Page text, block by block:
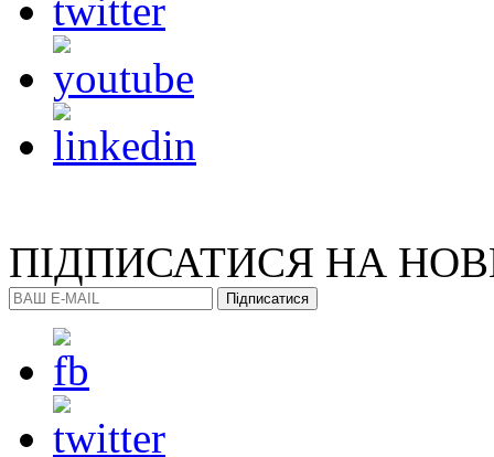
ПІДПИСАТИСЯ НА
Підписатися